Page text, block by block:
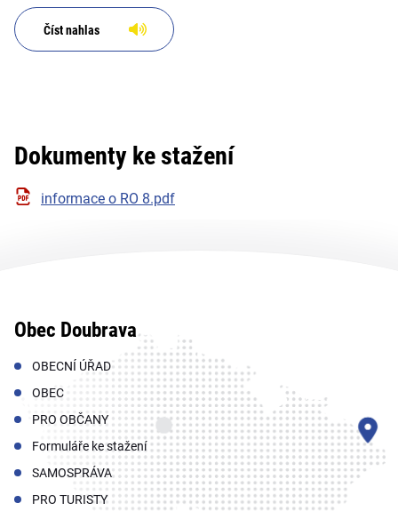
Číst nahlas
Dokumenty ke stažení
informace o RO 8.pdf
Obec Doubrava
OBECNÍ ÚŘAD
OBEC
PRO OBČANY
Formuláře ke stažení
SAMOSPRÁVA
PRO TURISTY